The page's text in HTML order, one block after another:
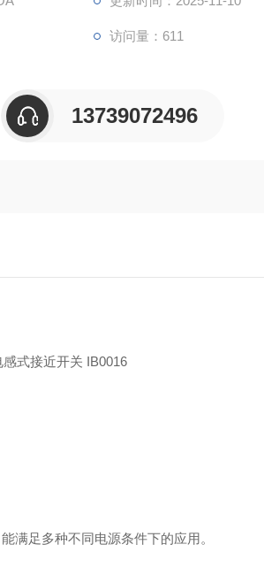
访问量：611
13739072496
满足多种不同电源条件下的应用。